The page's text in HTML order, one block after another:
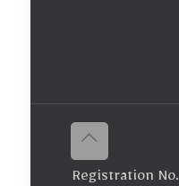
حقوق النشر الرائد ٢٠۲٥© | Registration No.